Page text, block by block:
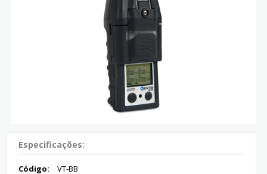
Especificações:
Código:
VT-BB